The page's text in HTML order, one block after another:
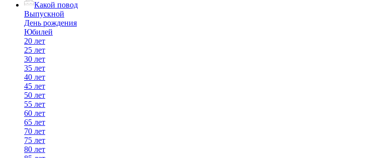
Какой повод
Выпускной
День рождения
Юбилей
20 лет
25 лет
30 лет
35 лет
40 лет
45 лет
50 лет
55 лет
60 лет
65 лет
70 лет
75 лет
80 лет